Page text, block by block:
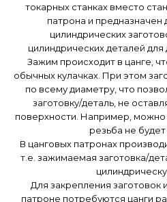
токарных станках вместо
патрона и предназначен
цилиндрических
цилиндрических деталей
Зажим происходит в цанге,
обычных кулачках. При этом
по всему диаметру, что
заготовку/деталь, не
поверхности. Например, можно
резьба не
В цанговых патронах
т.е. зажимаемая заготовка/
Для закрепления заготовок
патроне потребуются цанги